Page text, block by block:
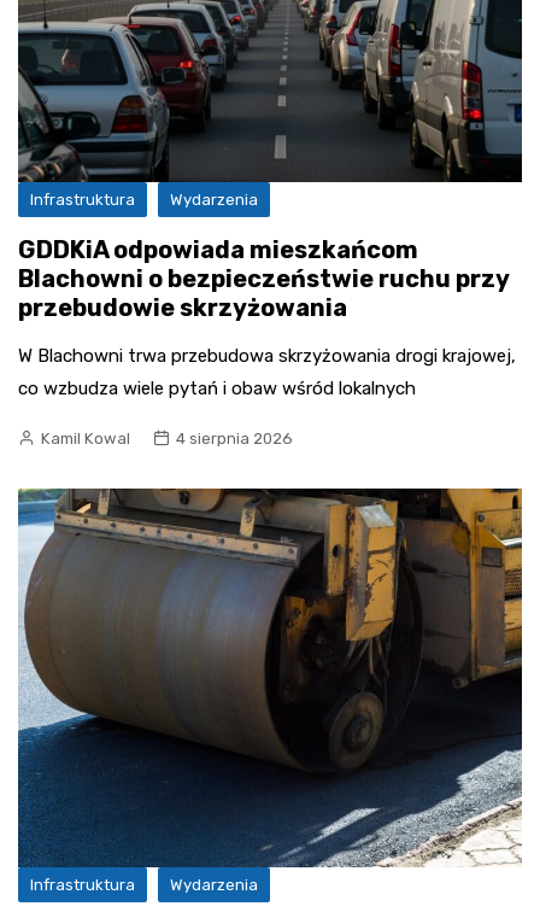
Infrastruktura Wydarzenia
GDDKiA odpowiada mieszkańcom
Blachowni o bezpieczeństwie ruchu przy
przebudowie skrzyżowania
W Blachowni trwa przebudowa skrzyżowania drogi krajowej,
co wzbudza wiele pytań i obaw wśród lokalnych
Kamil Kowal 4 sierpnia 2026
Infrastruktura Wydarzenia